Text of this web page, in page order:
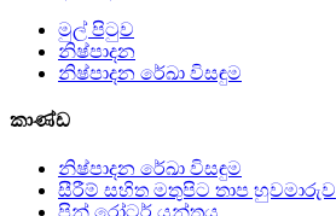
මුල් පිටුව
නිෂ්පාදන
නිෂ්පාදන රේඛා විසඳුම
කාණ්ඩ
නිෂ්පාදන රේඛා විසඳුම
සීරීම් සහිත මතුපිට තාප හුවමාරුව
පින් රෝටර් යන්ත්‍රය